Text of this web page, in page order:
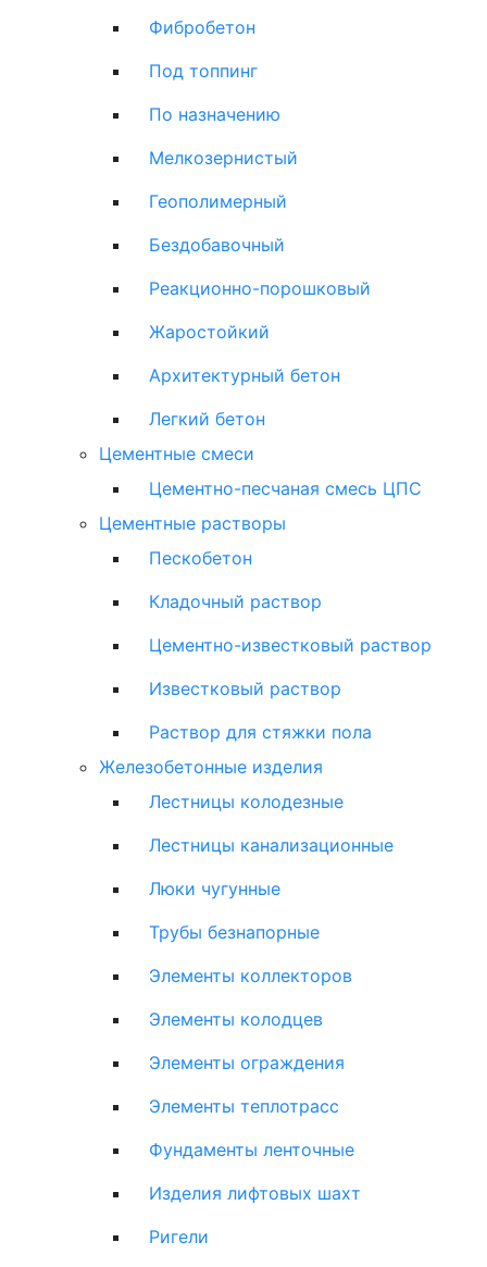
Фибробетон
Под топпинг
По назначению
Мелкозернистый
Геополимерный
Бездобавочный
Реакционно-порошковый
Жаростойкий
Архитектурный бетон
Легкий бетон
Цементные смеси
Цементно-песчаная смесь ЦПС
Цементные растворы
Пескобетон
Кладочный раствор
Цементно-известковый раствор
Известковый раствор
Раствор для стяжки пола
Железобетонные изделия
Лестницы колодезные
Лестницы канализационные
Люки чугунные
Трубы безнапорные
Элементы коллекторов
Элементы колодцев
Элементы ограждения
Элементы теплотрасс
Фундаменты ленточные
Изделия лифтовых шахт
Ригели